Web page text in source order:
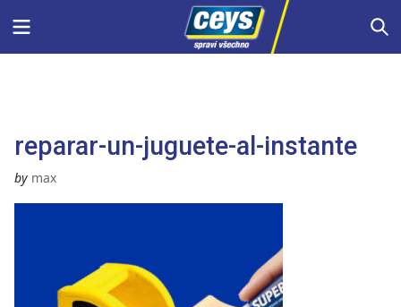
Menu
reparar-un-juguete-al-instante
by max